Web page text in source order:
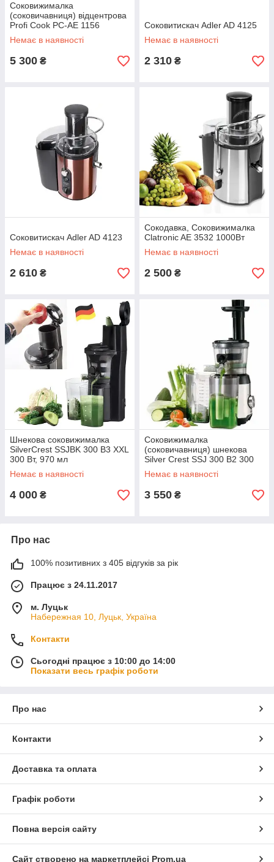
Соковижималка
(соковичавниця) відцентрова
Profi Cook PC-AE 1156
Немає в наявності
5 300 ₴
Соковитискач Adler AD 4125
Немає в наявності
2 310 ₴
Соковитискач Adler AD 4123
Немає в наявності
2 610 ₴
Сокодавка, Соковижималка
Clatronic AE 3532 1000Вт
Немає в наявності
2 500 ₴
Шнекова соковижималка
SilverCrest SSJBK 300 B3 XXL
300 Вт, 970 мл
Немає в наявності
4 000 ₴
Соковижималка
(соковичавниця) шнекова
Silver Crest SSJ 300 B2 300
Вт Чорний
Немає в наявності
3 550 ₴
Про нас
100% позитивних з 405 відгуків за рік
Працює з 24.11.2017
м. Луцьк
Набережная 10, Луцьк, Україна
Контакти
Сьогодні працює з 10:00 до 14:00
Показати весь графік роботи
Про нас
Контакти
Доставка та оплата
Графік роботи
Повна версія сайту
Сайт створено на маркетплейсі Prom.ua